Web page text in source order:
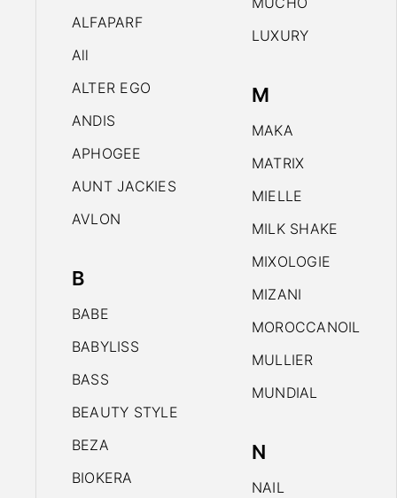
ALFAPARF
All
ALTER EGO
ANDIS
APHOGEE
AUNT JACKIES
AVLON
B
BABE
BABYLISS
BASS
BEAUTY STYLE
BEZA
BIOKERA
LUXURY
M
MAKA
MATRIX
MIELLE
MILK SHAKE
MIXOLOGIE
MIZANI
MOROCCANOIL
MULLIER
MUNDIAL
N
NAIL